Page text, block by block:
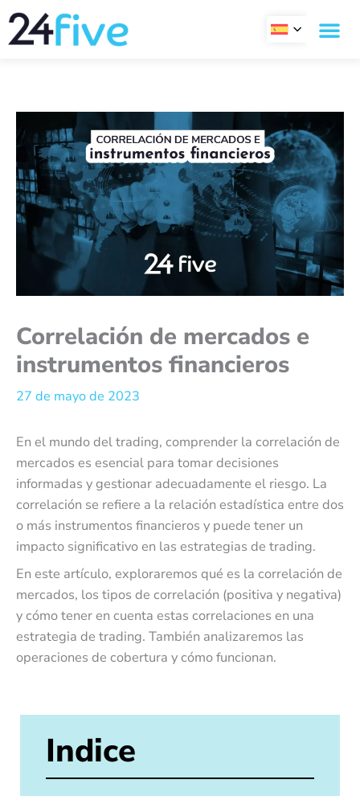
contenido
Correlación de mercados e
instrumentos financieros
27 de mayo de 2023
En el mundo del trading, comprender la correlación de
mercados es esencial para tomar decisiones
informadas y gestionar adecuadamente el riesgo. La
correlación se refiere a la relación estadística entre dos
o más instrumentos financieros y puede tener un
impacto significativo en las estrategias de trading.
En este artículo, exploraremos qué es la correlación de
mercados, los tipos de correlación (positiva y negativa)
y cómo tener en cuenta estas correlaciones en una
estrategia de trading. También analizaremos las
operaciones de cobertura y cómo funcionan.
Indice